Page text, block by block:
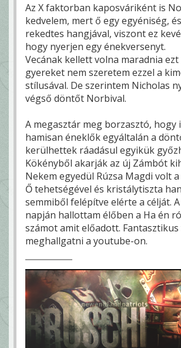
Az X faktorban kaposváriként is
kedvelem, mert ő egy egyéniség,
rekedtes hangjával, viszont ez
hogy nyerjen egy énekversenyt.
Vecának kellett volna maradnia ezt
gyereket nem szeretem ezzel a
stílusával. De szerintem Nicholas
végső döntőt Norbival.
A megasztár meg borzasztó, hogy
hamisan éneklők egyáltalán a
kerülhettek ráadásul egyikük
Kökényből akarják az új Zámbót
Nekem egyedül Rúzsa Magdi volt
Ő tehetségével és kristálytiszta
semmiből felépítve elérte a célját.
napján hallottam élőben a Ha én
számot amit előadott.
meghallgatni a youtube-on.